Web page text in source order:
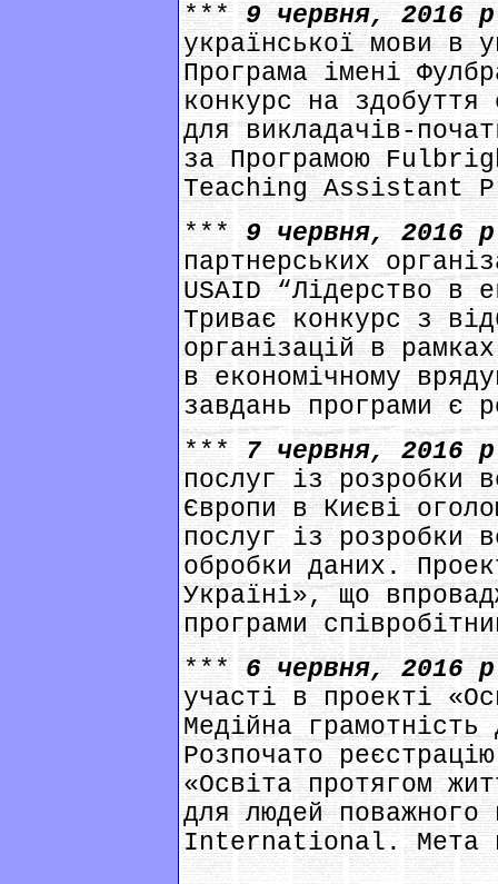
***9 червня, 2016
української мови в
Програма імені
конкурс на здобуття
для викладачів-
за Програмою
Teaching Assistant
***9 червня, 2016
партнерських
USAID “Лідерство в
Триває конкурс з
організацій в
в економічному
завдань програми є
***7 червня, 2016
послуг із розробки
Європи в Києві
послуг із розробки
обробки даних.
Україні», що
програми
***6 червня, 2016
участі в проекті
Медійна
Розпочато
«Освіта протягом
для людей поважного
International. Мета